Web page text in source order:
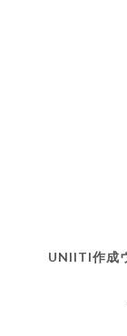
UNIITI作成